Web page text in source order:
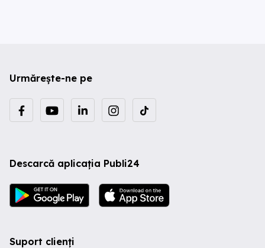
Urmărește-ne pe
Descarcă aplicația Publi24
Suport clienți